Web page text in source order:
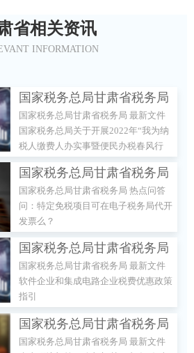
省相关资讯
INFORMATION
国家税务总局甘肃省税务局
最新文件 国家税务总局关于
开展2022年“我为纳税人缴
费人办实事暨便民办税春风
行动”的意见
国家税务总局甘肃省税务局 最新文件
国家税务总局关于开展2022年“我为纳
税人缴费人办实事暨便民办税春风行
动”的意见
国家税务总局甘肃省税务局
热点问答 问：特定免税项目
可在电子税务局代开发票
么？
国家税务总局甘肃省税务局 热点问答
问：特定免税项目可在电子税务局代开
发票么？
国家税务总局甘肃省税务局
最新文件 软件企业和集成电
路企业税费优惠政策指引
国家税务总局甘肃省税务局 最新文件
软件企业和集成电路企业税费优惠政策
指引
国家税务总局甘肃省税务局
最新文件 生态环境部等18个
国家税务总局甘肃省税务局 最新文件